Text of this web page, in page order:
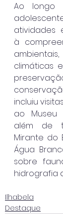
Ao longo
atividades
à
climáticas
incluiu
ao Museu
além de
Mirante do
Água
sobre
hidrografia
Ilhabela
Destaque